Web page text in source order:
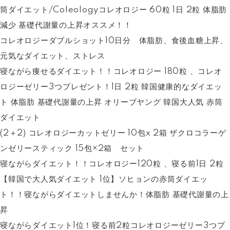
筒ダイエット/Coleologyコレオロジー 60粒 1日 2粒 体脂肪
減少 基礎代謝量の上昇オススメ！！
コレオロジーダブルショット10日分 体脂肪、食後血糖上昇、
元気なダイエット、ストレス
寝ながら痩せるダイエット！！コレオロジー 180粒 、コレオ
ロジーゼリー3つプレゼント！1日 2粒 韓国健康的なダイエッ
ト 体脂肪 基礎代謝量の上昇 オリーブヤング 韓国大人気 赤筒
ダイエット
(2＋2) コレオロジーカットゼリー 10包x 2箱 ザクロコラーゲ
ンゼリースティック 15包×2箱 セット
寝ながらダイエット！！コレオロジー120粒 、寝る前1日 2粒
【韓国で大人気ダイエット 1位】ソヒョンの赤筒ダイエッ
ト！！寝ながらダイエットしませんか！体脂肪 基礎代謝量の上
昇
寝ながらダイエット1位！寝る前2粒コレオロジーゼリー3つプ